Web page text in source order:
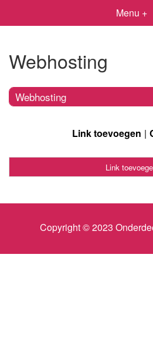
Menu +
Webhosting
Webhosting
Link toevoegen
Link
Copyright © 2023